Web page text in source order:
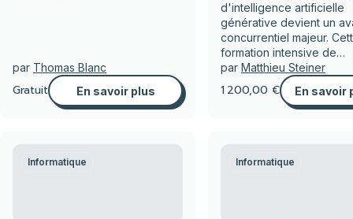
par Thomas Blanc
Gratuit En savoir plus
d'intelligence artificielle
générative devient un
concurrentiel majeur.
formation intensive de…
par Matthieu Steiner
1 200,00 € En savoir
Informatique Informatique